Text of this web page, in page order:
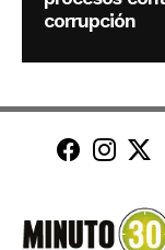
corrupción